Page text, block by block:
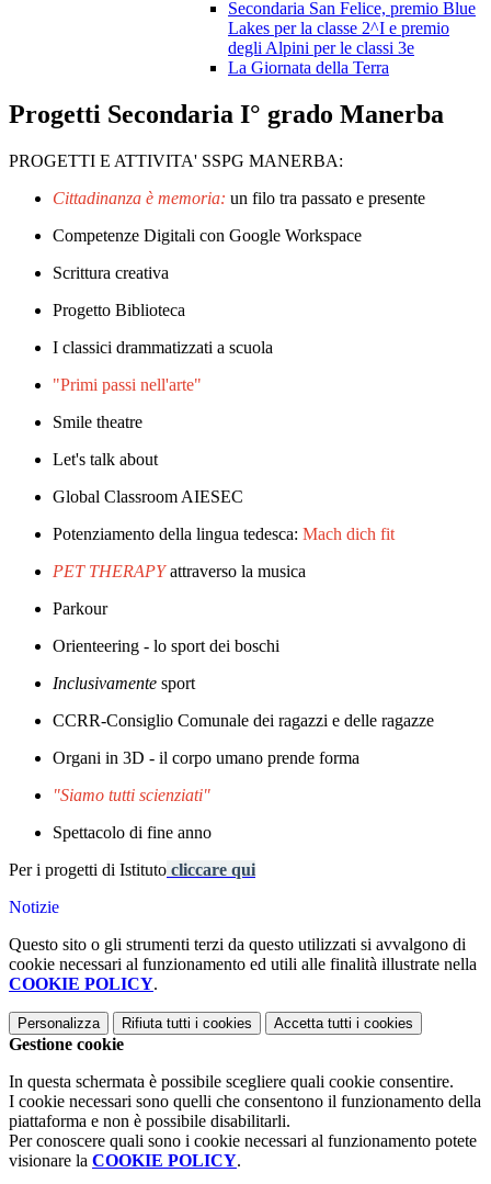
Secondaria San Felice, premio Blue
Lakes per la classe 2^I e premio
degli Alpini per le classi 3e
La Giornata della Terra
Progetti Secondaria I° grado Manerba
PROGETTI E ATTIVITA' SSPG MANERBA:
Cittadinanza è memoria: un filo tra passato e presente
Competenze Digitali con Google Workspace
Scrittura creativa
Progetto Biblioteca
I classici drammatizzati a scuola
"Primi passi nell'arte"
Smile theatre
Let's talk about
Global Classroom AIESEC
Potenziamento della lingua tedesca: Mach dich fit
PET THERAPY attraverso la musica
Parkour
Orienteering - lo sport dei boschi
Inclusivamente sport
CCRR-Consiglio Comunale dei ragazzi e delle ragazze
Organi in 3D - il corpo umano prende forma
"Siamo tutti scienziati"
Spettacolo di fine anno
Per i progetti di Istituto cliccare qui
Notizie
Questo sito o gli strumenti terzi da questo utilizzati si avvalgono di
cookie necessari al funzionamento ed utili alle finalità illustrate nella
COOKIE POLICY.
Personalizza Rifiuta tutti i cookies Accetta tutti i cookies
Gestione cookie
In questa schermata è possibile scegliere quali cookie consentire.
I cookie necessari sono quelli che consentono il funzionamento della
piattaforma e non è possibile disabilitarli.
Per conoscere quali sono i cookie necessari al funzionamento potete
visionare la COOKIE POLICY.